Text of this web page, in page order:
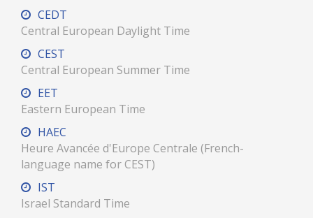
CEDT
Central European Daylight Time
CEST
Central European Summer Time
EET
Eastern European Time
HAEC
Heure Avancée d'Europe Centrale (French-
language name for CEST)
IST
Israel Standard Time